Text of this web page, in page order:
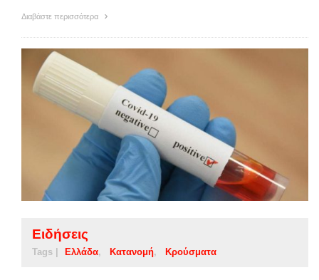
Διαβάστε περισσότερα
Ειδήσεις
Tags | Ελλάδα Κατανομή Κρούσματα